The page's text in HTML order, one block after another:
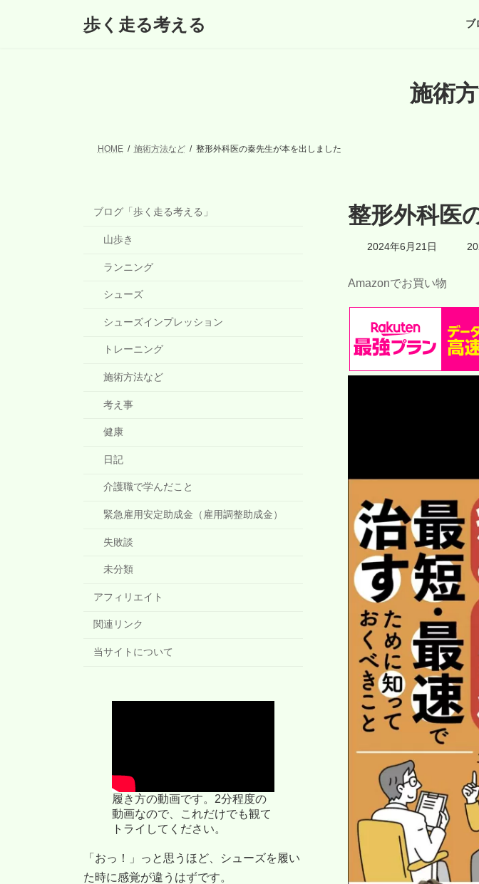
歩く走る考える ブ
施術
HOME 施術方法など 整形外科医の秦先生が本を出しました
整形外科医
2024年6月21日
最
終
時
Amazonでお買い物
ブログ「歩く走る考える」
山歩き
ランニング
シューズ
シューズインプレッション
トレーニング
施術方法など
考え事
健康
日記
介護職で学んだこと
緊急雇用安定助成金（雇用調整助成金）
失敗談
未分類
アフィリエイト
関連リンク
当サイトについて
履き方の動画です。2分程度の
動画なので、これだけでも観て
トライしてください。
「おっ！」っと思うほど、シューズを履い
た時に感覚が違うはずです。